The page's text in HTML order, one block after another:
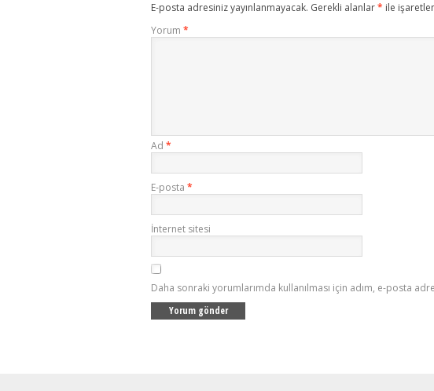
E-posta adresiniz yayınlanmayacak. Gerekli alanlar* ile
Yorum *
Ad *
E-posta *
İnternet sitesi
Daha sonraki yorumlarımda kullanılması için adım, e-posta